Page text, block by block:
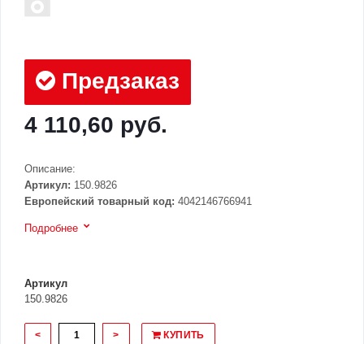
Предзаказ
4 110,60 руб.
Описание:
Артикул: 150.9826
Европейский товарный код: 4042146766941
Подробнее
Артикул
150.9826
< > КУПИТЬ